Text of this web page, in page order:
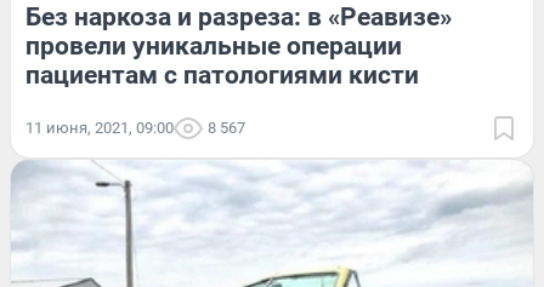
Без наркоза и разреза: в «Реавизе»
провели уникальные операции
пациентам с патологиями кисти
11 июня, 2021, 09:00 8 567